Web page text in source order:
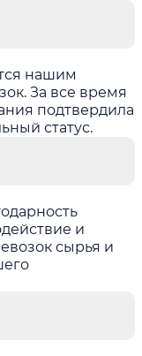
нашим
За все время
подтвердила
статус.
и
сырья и